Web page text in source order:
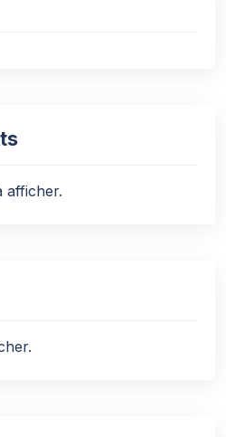
afficher.